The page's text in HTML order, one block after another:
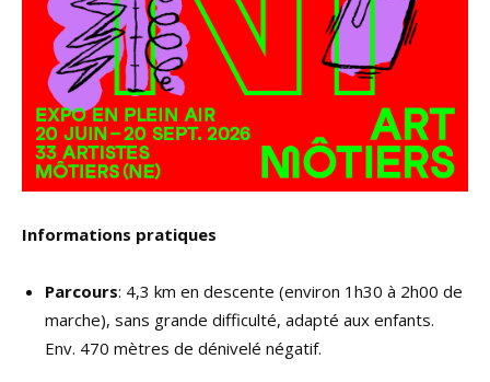
Informations pratiques
Parcours: 4,3 km en descente (environ 1h30 à 2h00 de
marche), sans grande difficulté, adapté aux enfants.
Env. 470 mètres de dénivelé négatif.